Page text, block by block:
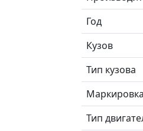
Год
Кузов
Тип кузова
Тип